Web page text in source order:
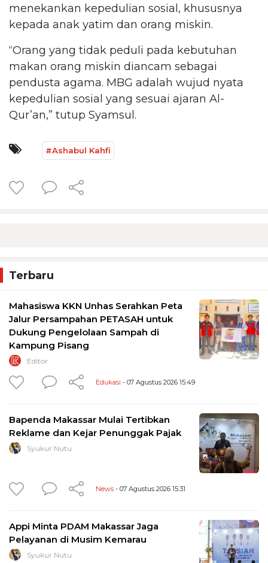
menekankan kepedulian sosial, khususnya
kepada anak yatim dan orang miskin.
“Orang yang tidak peduli pada kebutuhan
makan orang miskin diancam sebagai
pendusta agama. MBG adalah wujud nyata
kepedulian sosial yang sesuai ajaran Al-
Qur’an,” tutup Syamsul.
#Ashabul Kahfi
Terbaru
Mahasiswa KKN Unhas Serahkan Peta
Jalur Persampahan PETASAH untuk
Dukung Pengelolaan Sampah di
Kampung Pisang
Editor
Edukasi - 07 Agustus 2026 15:49
Bapenda Makassar Mulai Tertibkan
Reklame dan Kejar Penunggak Pajak
Syukur Nutu
News - 07 Agustus 2026 15:31
Appi Minta PDAM Makassar Jaga
Pelayanan di Musim Kemarau
Syukur Nutu